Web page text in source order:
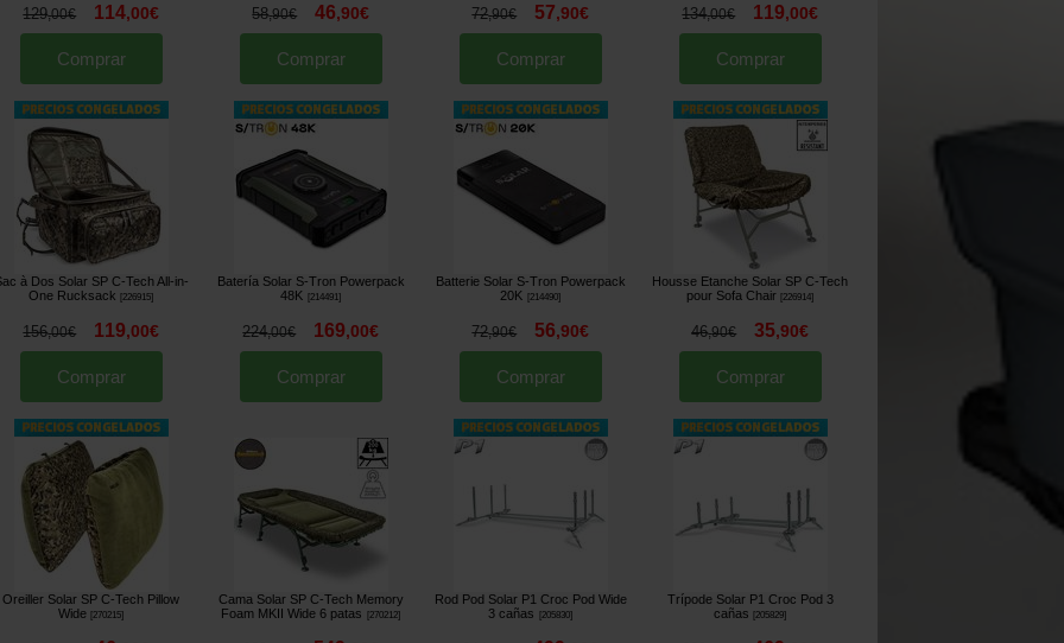
129,00€ 114,00€
Comprar
58,90€ 46,90€
Comprar
72,90€ 57,90€
Comprar
134,00€ 119,00€
Comprar
à Dos Solar SP C-Tech All-in-
One Rucksack
[226915]
156,00€ 119,00€
Comprar
Batería Solar S-Tron Powerpack
48K
214491]
224,00€ 169,00€
Comprar
Batterie Solar S-Tron Powerpack
20K
214490]
72,90€ 56,90€
Comprar
Housse Etanche Solar SP C-Tech
pour Sofa Chair [226914]
46,90€ 35,90€
Comprar
Oreiller Solar SP C-Tech Pillow
Wide [270215]
Cama Solar SP C-Tech Memory
Foam MKII Wide 6 patas
270212]
Rod Pod Solar P1 Croc Pod Wide
3 cañas
205830]
Trípode Solar P1 Croc Pod 3
cañas
[205829]